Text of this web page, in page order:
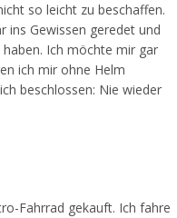
so leicht zu beschaffen.
ins Gewissen geredet und
Ich möchte mir gar
ich mir ohne Helm
beschlossen: Nie wieder
Fahrrad gekauft. Ich fahre